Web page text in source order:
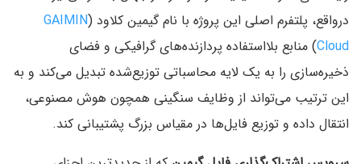
درواقع، پلتفرم اصلی این پروژه با نام گیمین کلاود (GAIMIN
Cloud) منابع بلااستفاده‌ پردازنده‌های گرافیکی و فضای
ذخیره‌سازی را به یک لایه‌ محاسباتی توزیع‌شده تبدیل می‌کند و به
این ترتیب می‌تواند از وظایف سنگینی همچون هوش مصنوعی،
انتقال داده و توزیع فایل‌ها در مقیاس بزرگ پشتیبانی کند.